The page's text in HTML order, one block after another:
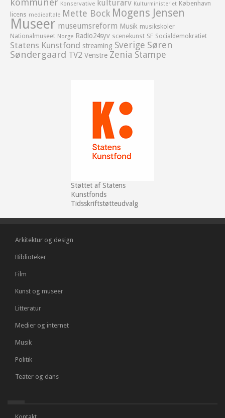
kommuner Konservative kulturarv Kulturministeriet København
licens medieaftale Mette Bock Mogens Jensen
Museer museumsreform Musik musikskoler
Nationalmuseet Norge Radio24syv scenekunst SF Socialdemokratiet
Statens Kunstfond streaming Sverige Søren
Søndergaard TV2 Venstre Zenia Stampe
Støttet af Statens
Kunstfonds
Tidsskriftstøtteudvalg
Arkitektur og design
Biblioteker
Film
Kunst og museer
Litteratur
Medier og internet
Musik
Politik
Teater og dans